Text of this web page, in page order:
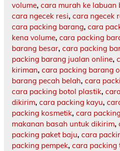
volume, cara murah ke labuan
cara ngecek resi, cara ngecek
cara packing barang, cara
kena volume, cara packing
barang besar, cara packing
packing barang jualan online,
kiriman, cara packing barang
barang pecah belah, cara
cara packing botol plastik,
dikirim, cara packing kayu,
packing kosmetik, cara
makanan basah untuk dikirim,
packing paket baju, cara
packing pempek, cara packing